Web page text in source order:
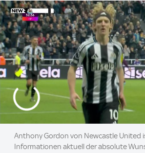
Anthony Gordon von Newcastle United
Informationen aktuell der absolute